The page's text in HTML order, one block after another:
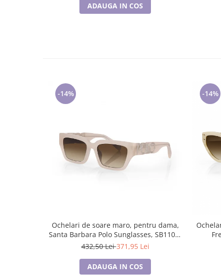
ADAUGA IN COS
-14%
Ochelari de soare maro, pentru dama,
Santa Barbara Polo Sunglasses, SB1106-
3
432,50 Lei371,95 Lei
ADAUGA IN COS
-14%